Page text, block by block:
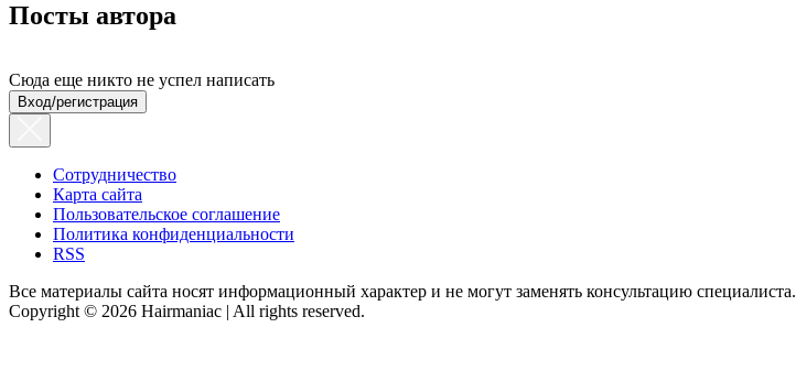
Посты автора
Сюда еще никто не успел написать
Вход/регистрация
Сотрудничество
Карта сайта
Пользовательское соглашение
Политика конфиденциальности
RSS
Все материалы сайта носят информационный характер и не могут заменять консультацию специалиста.
Copyright © 2026 Hairmaniac | All rights reserved.